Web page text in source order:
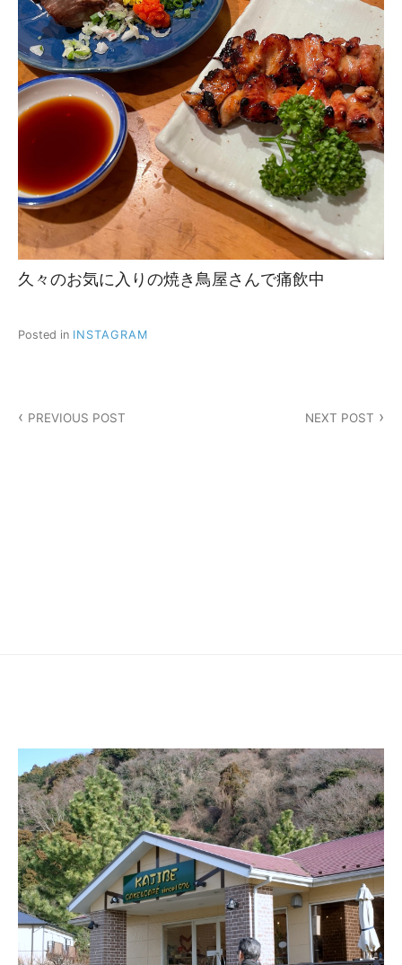
久々のお気に入りの焼き鳥屋さんで痛飲中
Posted in INSTAGRAM
PREVIOUS POST NEXT POST